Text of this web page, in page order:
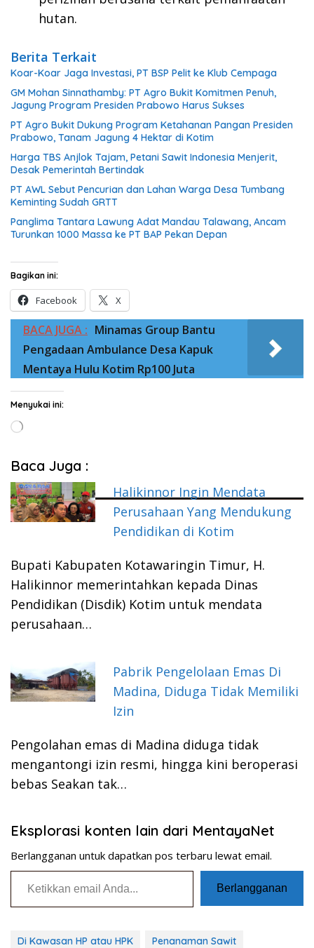
hutan.
Berita Terkait
Koar-Koar Jaga Investasi, PT BSP Pelit ke Klub Cempaga
GM Mohan Sinnathamby: PT Agro Bukit Komitmen Penuh,
Jagung Program Presiden Prabowo Harus Sukses
PT Agro Bukit Dukung Program Ketahanan Pangan Presiden
Prabowo, Tanam Jagung 4 Hektar di Kotim
Harga TBS Anjlok Tajam, Petani Sawit Indonesia Menjerit,
Desak Pemerintah Bertindak
PT AWL Sebut Pencurian dan Lahan Warga Desa Tumbang
Keminting Sudah GRTT
Panglima Tantara Lawung Adat Mandau Talawang, Ancam
Turunkan 1000 Massa ke PT BAP Pekan Depan
Bagikan ini:
Facebook X
BACA JUGA : Minamas Group Bantu
Pengadaan Ambulance Desa Kapuk
Mentaya Hulu Kotim Rp100 Juta
Menyukai ini:
Memuat...
Baca Juga :
Halikinnor Ingin Mendata
Perusahaan Yang Mendukung
Pendidikan di Kotim
Bupati Kabupaten Kotawaringin Timur, H.
Halikinnor memerintahkan kepada Dinas
Pendidikan (Disdik) Kotim untuk mendata
perusahaan…
Pabrik Pengelolaan Emas Di
Madina, Diduga Tidak Memiliki
Izin
Pengolahan emas di Madina diduga tidak
mengantongi izin resmi, hingga kini beroperasi
bebas Seakan tak…
Eksplorasi konten lain dari MentayaNet
Berlangganan untuk dapatkan pos terbaru lewat email.
Ketikkan email Anda...
Berlangganan
Di Kawasan HP atau HPK Penanaman Sawit